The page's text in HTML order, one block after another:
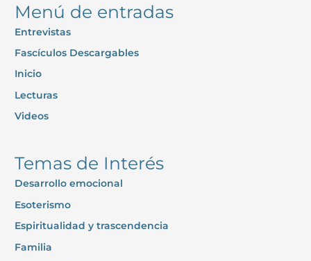
Menú de entradas
Entrevistas
Fascículos Descargables
Inicio
Lecturas
Videos
Temas de Interés
Desarrollo emocional
Esoterismo
Espiritualidad y trascendencia
Familia